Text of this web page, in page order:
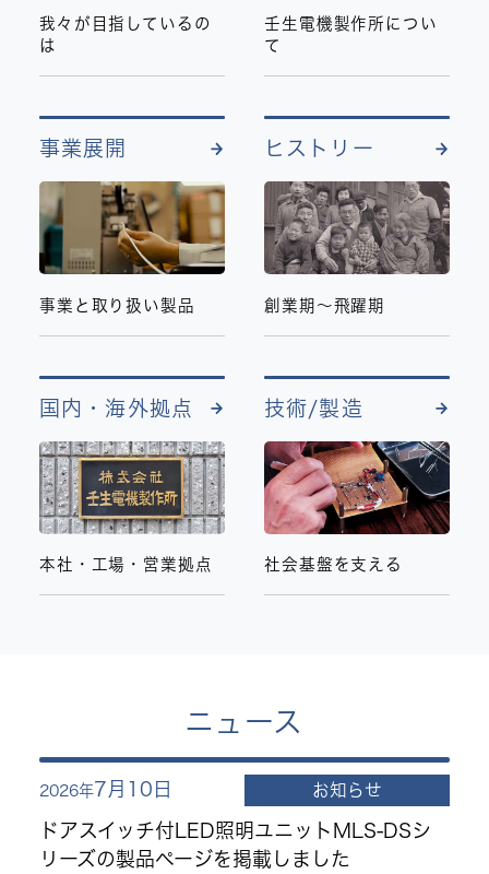
我々が目指しているの
は
壬生電機製作所につい
て
事業展開
事業と取り扱い製品
ヒストリー
創業期～飛躍期
国内・海外拠点
本社・工場・営業拠点
技術/製造
社会基盤を支える
ニュース
2026年7月10日 お知らせ
ドアスイッチ付LED照明ユニットMLS-DSシ
リーズの製品ページを掲載しました